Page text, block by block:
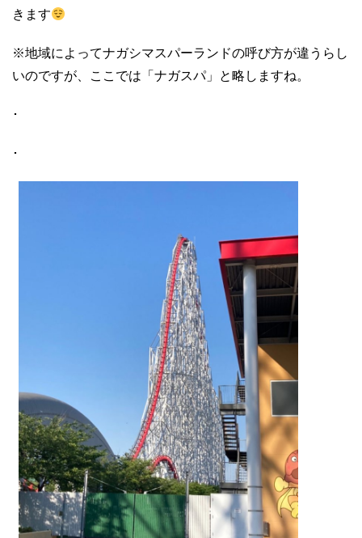
きます
※地域によってナガシマスパーランドの呼び方が違うらし
いのですが、ここでは「ナガスパ」と略しますね。
･
･